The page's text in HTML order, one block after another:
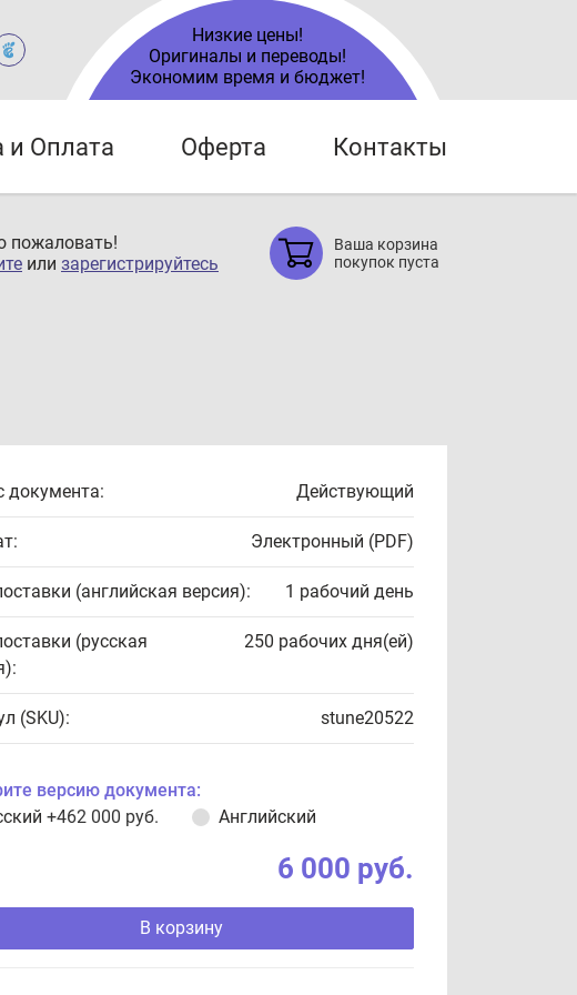
Низкие цены!
Оригиналы и переводы!
Экономим время и бюджет!
и Оплата Оферта Контакты
пожаловать!
или зарегистрируйтесь
Ваша корзина
покупок пуста
документа: Действующий
Электронный (PDF)
(английская версия): 1 рабочий день
(русская
250 рабочих дня(ей)
(SKU): stune20522
версию документа:
+462 000 руб. Английский
6 000 руб.
В корзину